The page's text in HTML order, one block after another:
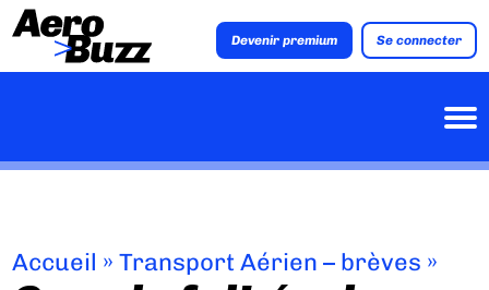
Devenir premium Se connecter
Accueil »Transport Aérien – brèves »